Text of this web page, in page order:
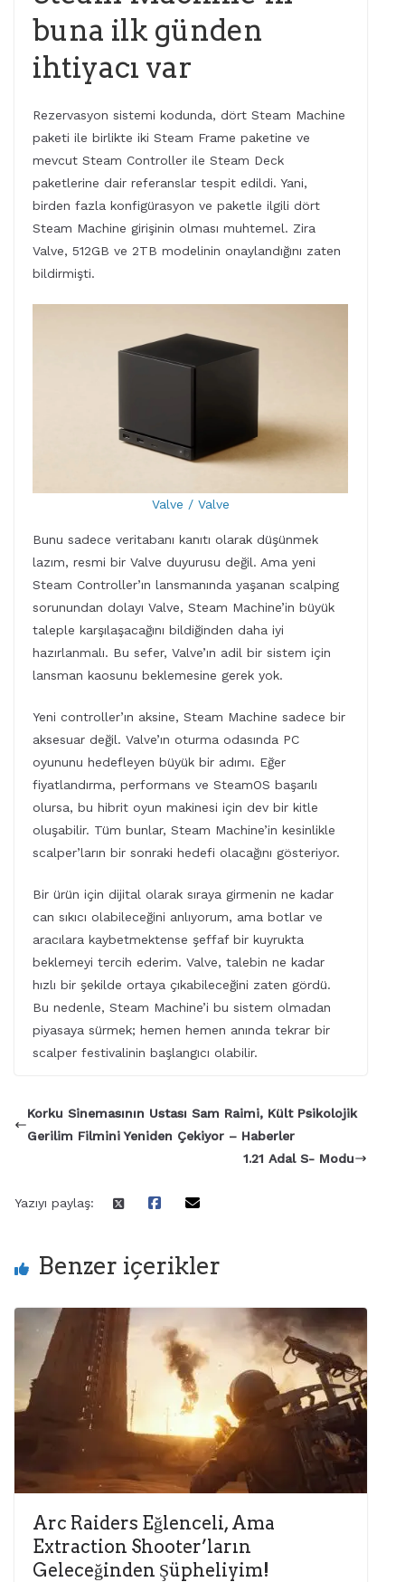
buna ilk günden
ihtiyacı var
Rezervasyon sistemi kodunda, dört Steam Machine
paketi ile birlikte iki Steam Frame paketine ve
mevcut Steam Controller ile Steam Deck
paketlerine dair referanslar tespit edildi. Yani,
birden fazla konfigürasyon ve paketle ilgili dört
Steam Machine girişinin olması muhtemel. Zira
Valve, 512GB ve 2TB modelinin onaylandığını zaten
bildirmişti.
Valve / Valve
Bunu sadece veritabanı kanıtı olarak düşünmek
lazım, resmi bir Valve duyurusu değil. Ama yeni
Steam Controller’ın lansmanında yaşanan scalping
sorunundan dolayı Valve, Steam Machine’in büyük
taleple karşılaşacağını bildiğinden daha iyi
hazırlanmalı. Bu sefer, Valve’ın adil bir sistem için
lansman kaosunu beklemesine gerek yok.
Yeni controller’ın aksine, Steam Machine sadece bir
aksesuar değil. Valve’ın oturma odasında PC
oyununu hedefleyen büyük bir adımı. Eğer
fiyatlandırma, performans ve SteamOS başarılı
olursa, bu hibrit oyun makinesi için dev bir kitle
oluşabilir. Tüm bunlar, Steam Machine’in kesinlikle
scalper’ların bir sonraki hedefi olacağını gösteriyor.
Bir ürün için dijital olarak sıraya girmenin ne kadar
can sıkıcı olabileceğini anlıyorum, ama botlar ve
aracılara kaybetmektense şeffaf bir kuyrukta
beklemeyi tercih ederim. Valve, talebin ne kadar
hızlı bir şekilde ortaya çıkabileceğini zaten gördü.
Bu nedenle, Steam Machine’i bu sistem olmadan
piyasaya sürmek; hemen hemen anında tekrar bir
scalper festivalinin başlangıcı olabilir.
Korku Sinemasının Ustası Sam Raimi, Kült Psikolojik
Gerilim Filmini Yeniden Çekiyor – Haberler
1.21 Adal S- Modu
Yazıyı paylaş:
Benzer içerikler
Arc Raiders Eğlenceli, Ama
Extraction Shooter’ların
Geleceğinden Şüpheliyim!